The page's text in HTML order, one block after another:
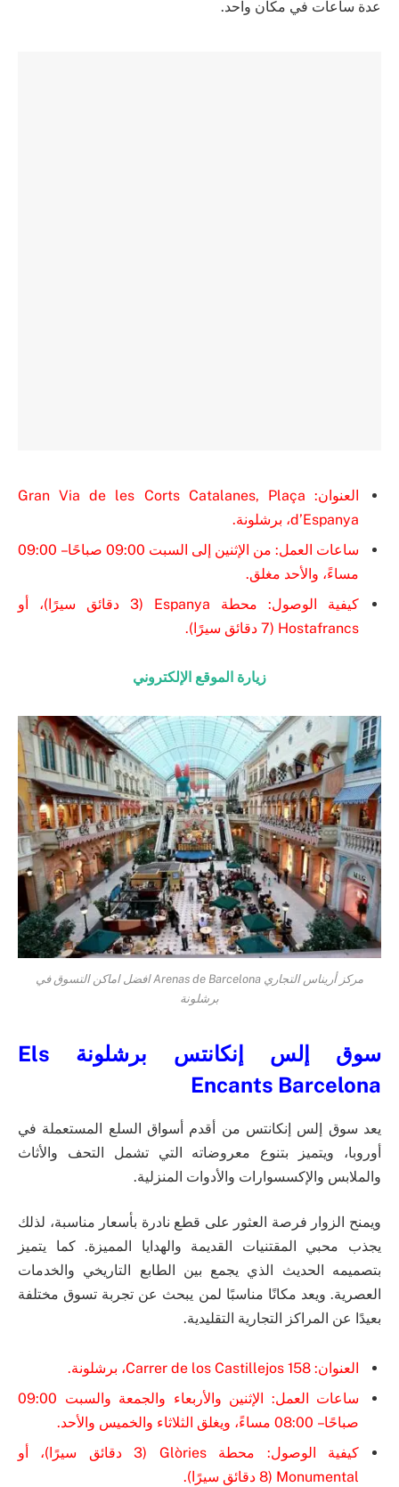
عدة ساعات في مكان واحد.
العنوان: Gran Via de les Corts Catalanes, Plaça
d’Espanya، برشلونة.
ساعات العمل: من الإثنين إلى السبت 09:00 صباحًا – 09:00
مساءً، والأحد مغلق.
كيفية الوصول: محطة Espanya (3 دقائق سيرًا)، أو
Hostafrancs (7 دقائق سيرًا).
زيارة الموقع الإلكتروني
مركز أريناس التجاري Arenas de Barcelona افضل اماكن التسوق في
برشلونة
سوق إلس إنكانتس برشلونة Els
Encants Barcelona
يعد سوق إلس إنكانتس من أقدم أسواق السلع المستعملة في
أوروبا، ويتميز بتنوع معروضاته التي تشمل التحف والأثاث
والملابس والإكسسوارات والأدوات المنزلية.
ويمنح الزوار فرصة العثور على قطع نادرة بأسعار مناسبة، لذلك
يجذب محبي المقتنيات القديمة والهدايا المميزة. كما يتميز
بتصميمه الحديث الذي يجمع بين الطابع التاريخي والخدمات
العصرية. ويعد مكانًا مناسبًا لمن يبحث عن تجربة تسوق مختلفة
بعيدًا عن المراكز التجارية التقليدية.
العنوان: Carrer de los Castillejos 158، برشلونة.
ساعات العمل: الإثنين والأربعاء والجمعة والسبت 09:00
صباحًا – 08:00 مساءً، ويغلق الثلاثاء والخميس والأحد.
كيفية الوصول: محطة Glòries (3 دقائق سيرًا)، أو
Monumental (8 دقائق سيرًا).